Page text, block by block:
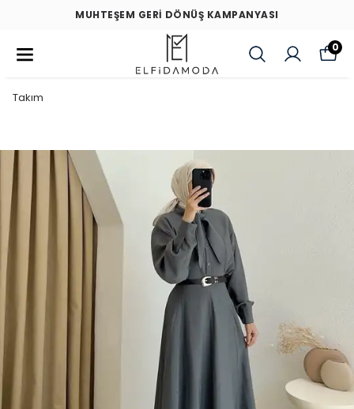
MUHTEŞEM GERİ DÖNÜŞ KAMPANYASI
0
Takım